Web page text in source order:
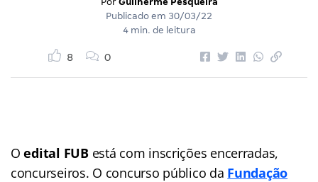
Publicado em 30/03/22
4 min. de leitura
8 0
O edital FUB está com inscrições encerradas,
concurseiros. O concurso público da Fundação